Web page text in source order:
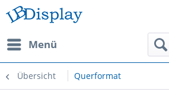
Menü
Übersicht Querformat